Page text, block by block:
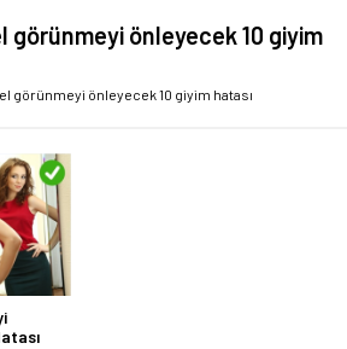
görünmeyi önleyecek 10 giyim
görünmeyi önleyecek 10 giyim hatası